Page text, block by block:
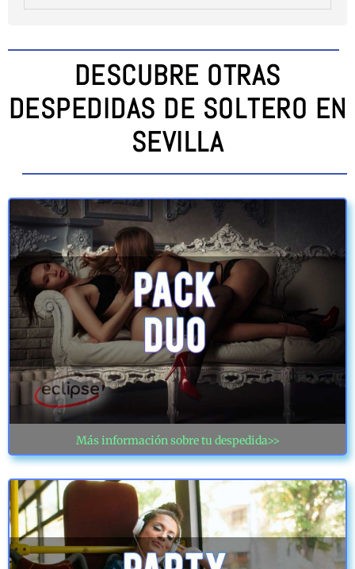
DESCUBRE OTRAS
DESPEDIDAS DE SOLTERO EN
SEVILLA
Más información sobre tu despedida>>